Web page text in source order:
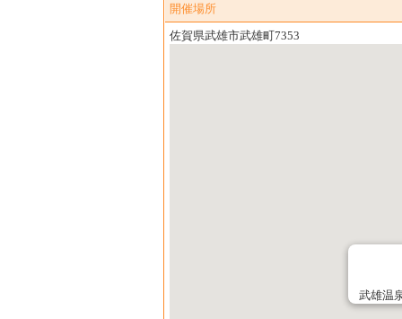
開催場所
佐賀県武雄市武雄町7353
武雄温